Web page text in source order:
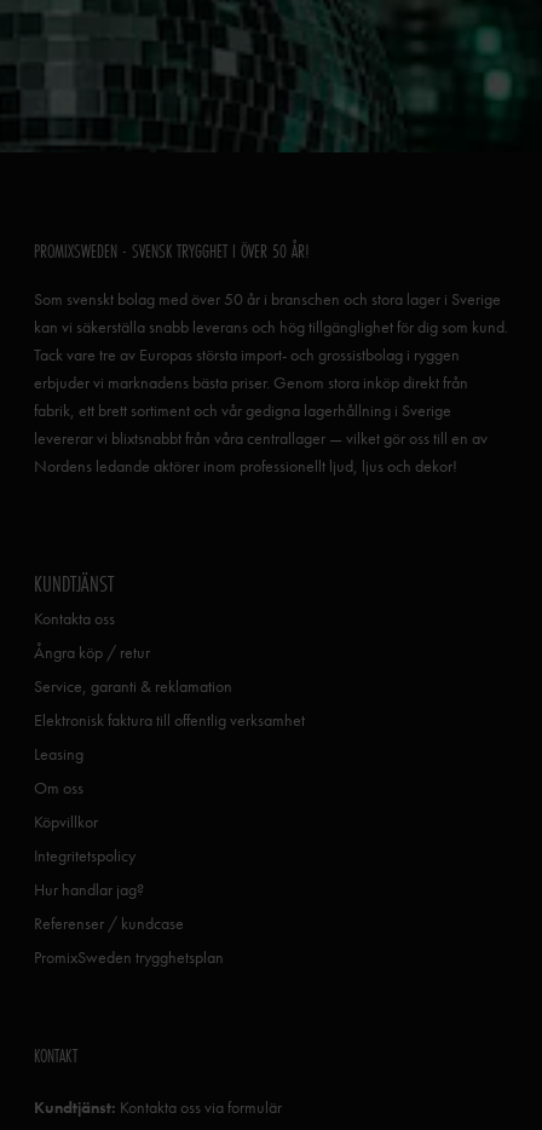
PROMIXSWEDEN - SVENSK TRYGGHET I ÖVER 50 ÅR!
Som svenskt bolag med över 50 år i branschen och stora lager i Sverige
kan vi säkerställa snabb leverans och hög tillgänglighet för dig som kund.
Tack vare tre av Europas största import- och grossistbolag i ryggen
erbjuder vi marknadens bästa priser. Genom stora inköp direkt från
fabrik, ett brett sortiment och vår gedigna lagerhållning i Sverige
levererar vi blixtsnabbt från våra centrallager — vilket gör oss till en av
Nordens ledande aktörer inom professionellt ljud, ljus och dekor!
KUNDTJÄNST
Kontakta oss
Ångra köp / retur
Service, garanti & reklamation
Elektronisk faktura till offentlig verksamhet
Leasing
Om oss
Köpvillkor
Integritetspolicy
Hur handlar jag?
Referenser / kundcase
PromixSweden trygghetsplan
KONTAKT
Kundtjänst: Kontakta oss via formulär